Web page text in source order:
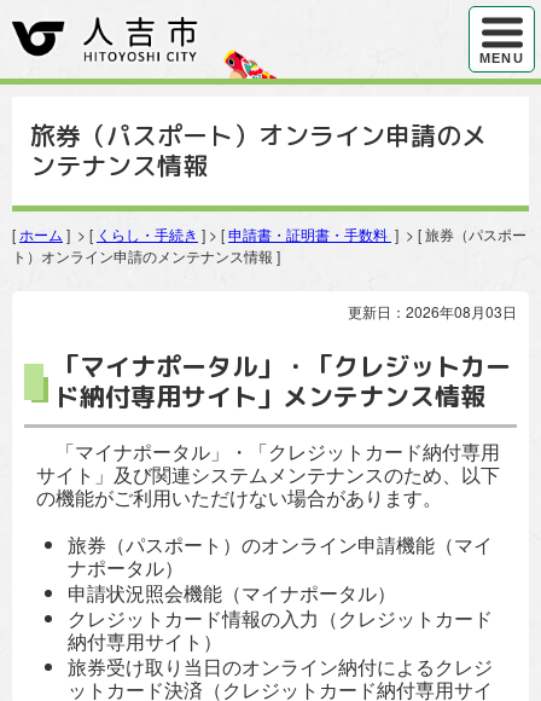
ハンバ
MENU
旅券（パスポート）オンライン申請のメ
ンテナンス情報
[ ホーム ] > [ くらし・手続き ] > [申請書・証明書・手数料 ] > [ 旅券（パスポー
ト）オンライン申請のメンテナンス情報 ]
更新日：2026年08月03日
「マイナポータル」・「クレジットカー
ド納付専用サイト」メンテナンス情報
「マイナポータル」・「クレジットカード納付専用
サイト」及び関連システムメンテナンスのため、以下
の機能がご利用いただけない場合があります。
旅券（パスポート）のオンライン申請機能（マイ
ナポータル）
申請状況照会機能（マイナポータル）
クレジットカード情報の入力（クレジットカード
納付専用サイト）
旅券受け取り当日のオンライン納付によるクレジ
ットカード決済（クレジットカード納付専用サイ